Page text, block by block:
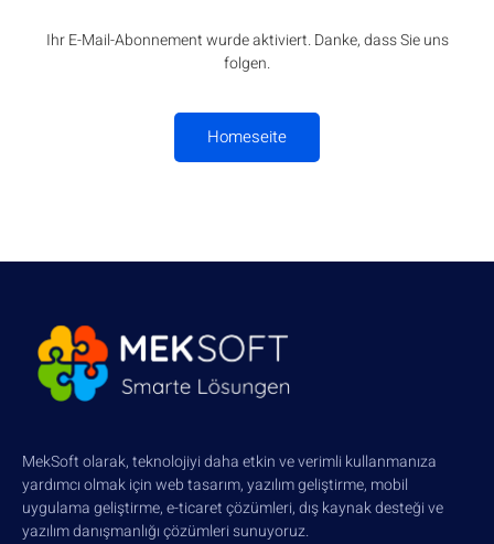
Ihr E-Mail-Abonnement wurde aktiviert. Danke, dass Sie uns
folgen.
Homeseite
MekSoft olarak, teknolojiyi daha etkin ve verimli kullanmanıza
yardımcı olmak için web tasarım, yazılım geliştirme, mobil
uygulama geliştirme, e-ticaret çözümleri, dış kaynak desteği ve
yazılım danışmanlığı çözümleri sunuyoruz.